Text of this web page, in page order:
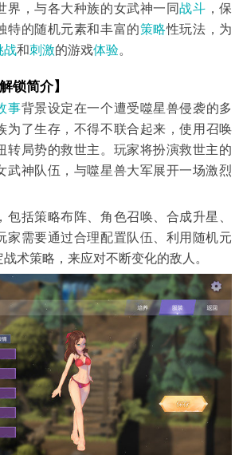
界，与各大种族的女武神一同战斗 ，保
特的随机元素和丰富的策略性玩法，为
战和刺激的游戏体验。
锁简介】
事背景设定在一个遭受噬星兽侵袭的多
为了生存，不得不联合起来，使用召唤
转局势的救世主。玩家将扮演救世主的
武神队伍，与噬星兽大军展开一场激烈
包括策略布阵、角色召唤、合成升星、
家需要通过合理配置队伍、利用随机元
术策略，来应对不断变化的敌人。